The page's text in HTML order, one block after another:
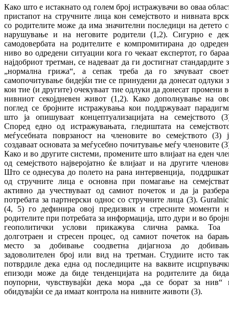
Како што е истакнато од голем број истражувачи во оваа
пристапот на стручните лица кон семејството и нивната
со родителите може да има значителни последици на детето
нарушување и на неговите родители (1,2). Сигурно е
самодовербата на родителите е компромитирана до
ниво во одредени ситуации кога го чекаат експертот, го
најдобриот третман, се надеваат да ги достигнат стандардите
„нормална грижа“, а сепак треба да го зачуваат
самопочитување бидејќи тие се принудени да донесат одлуки
кои тие (и другите) очекуваат тие одлуки да донесат промени
нивниот секојдневен живот (1,2). Како дополнување на
поглед се бројните истражувања кои поддржуваат
што ја опишуваат концептуализацијата на семејството
Според едно од истражувањата, гледиштата на
меѓусебната поврзаност на членовите во семејството (3)
создаваат основата за меѓусебно почитување меѓу членовите
Како и во другите системи, промените што влијаат на еден
од семејството најверојатно ќе влијаат и на другите
Што се однесува до полето на рана интервенција,
од стручните лица е основна при помагање на
активно да учествуваат од самиот почеток и да ја
потребата за партнерски однос со стручните лица (3).
(4, 5) го дефинира овој предизвик и стресните моменти
родителите при потребата за информација, што дури и во
геополитички услови прикажува слична рамка. Тоа
долготраен и стресен процес, од самиот почеток на
место за добивање соодветна дијагноза до
задоволителен број или вид на третман. Студиите исто
потврдиле дека една од последиците на ваквите
епизоди може да биде тенденцијата на родителите да
поупорни, чувствувајќи дека мора „да се борат за нив“
обидувајќи се да имаат контрола на нивните животи (3).